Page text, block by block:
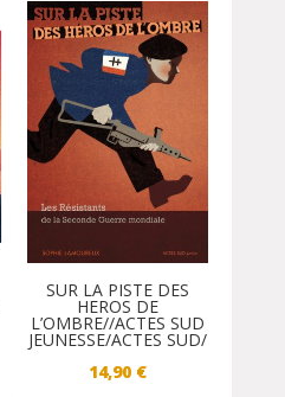
SUR LA PISTE DES
HEROS DE
L’OMBRE//ACTES SUD
JEUNESSE/ACTES SUD/
14,90 €